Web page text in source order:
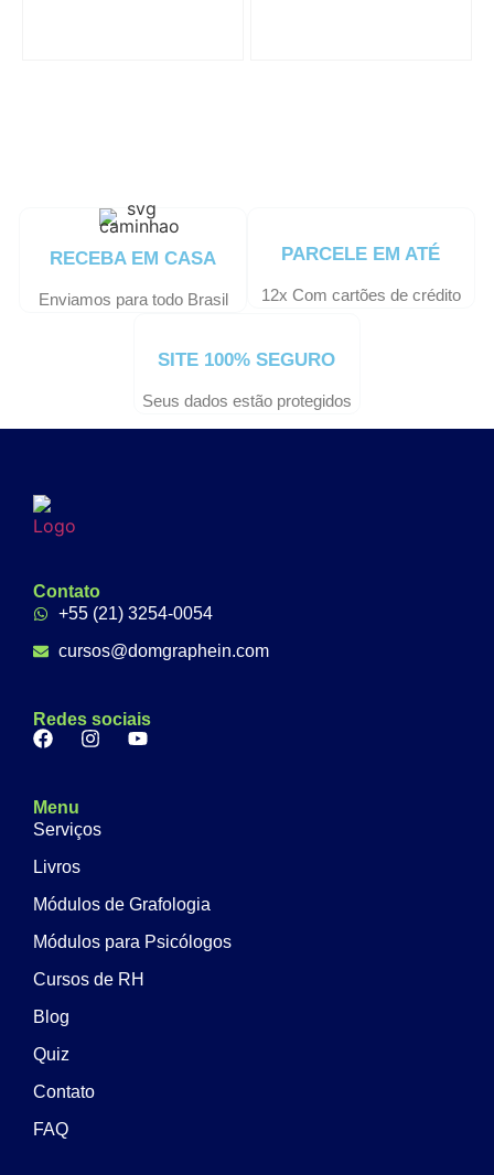
RECEBA EM CASA
Enviamos para todo Brasil
PARCELE EM ATÉ
12x Com cartões de crédito
SITE 100% SEGURO
Seus dados estão protegidos
Contato
+55 (21) 3254-0054
cursos@domgraphein.com
Redes sociais
Menu
Serviços
Livros
Módulos de Grafologia
Módulos para Psicólogos
Cursos de RH
Blog
Quiz
Contato
FAQ